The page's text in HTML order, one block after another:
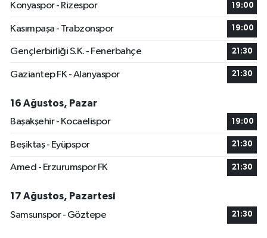
Konyaspor - Rizespor
19:00
Kasımpaşa - Trabzonspor 19:00
Gençlerbirliği S.K. - Fenerbahçe 21:30
Gaziantep FK - Alanyaspor 21:30
16 Ağustos, Pazar
Başakşehir - Kocaelispor
19:00
Beşiktaş - Eyüpspor 21:30
Amed - Erzurumspor FK 21:30
17 Ağustos, Pazartesi
Samsunspor - Göztepe
21:30